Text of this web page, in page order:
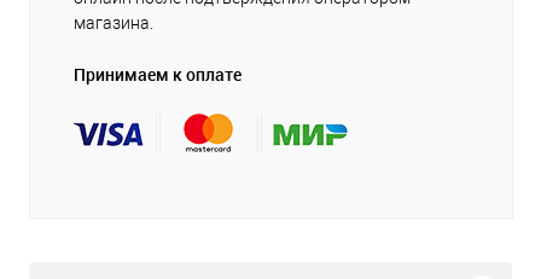
магазина.
Принимаем к оплате